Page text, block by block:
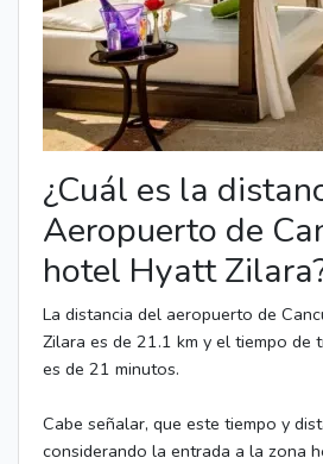
¿Cuál es la
Aeropuerto de
hotel Hyatt
La distancia del aeropuerto de
Zilara es de 21.1 km y el tiempo de
es de 21 minutos.
Cabe señalar, que este tiempo y
considerando la entrada a la zona